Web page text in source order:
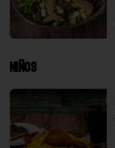
Niños